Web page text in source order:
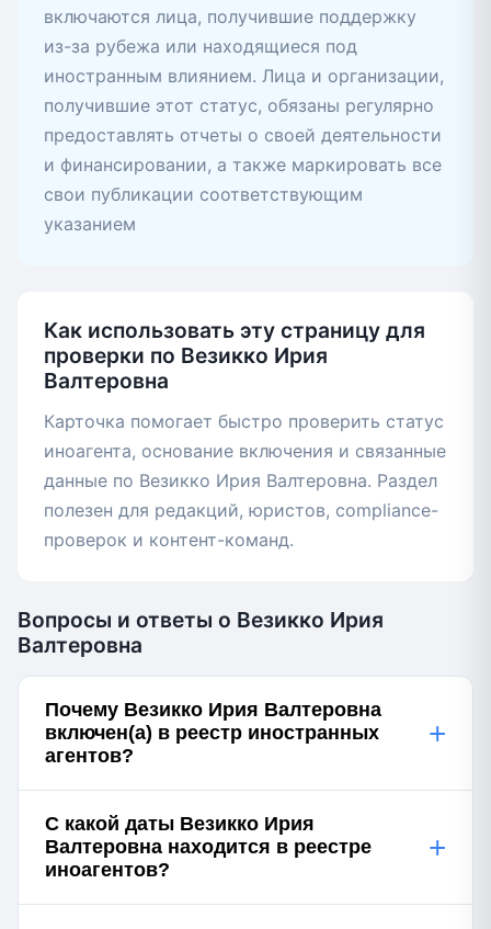
включаются лица, получившие поддержку
из-за рубежа или находящиеся под
иностранным влиянием. Лица и организации,
получившие этот статус, обязаны регулярно
предоставлять отчеты о своей деятельности
и финансировании, а также маркировать все
свои публикации соответствующим
указанием
Как использовать эту страницу для
проверки по Везикко Ирия
Валтеровна
Карточка помогает быстро проверить статус
иноагента, основание включения и связанные
данные по Везикко Ирия Валтеровна. Раздел
полезен для редакций, юристов, compliance-
проверок и контент-команд.
Вопросы и ответы о Везикко Ирия
Валтеровна
Почему Везикко Ирия Валтеровна
включен(а) в реестр иностранных
агентов?
+
С какой даты Везикко Ирия
Валтеровна находится в реестре
иноагентов?
+